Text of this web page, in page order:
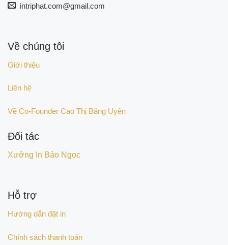
intriphat.com@gmail.com
Về chúng tôi
Giới thiệu
Liên hệ
Về Co-Founder Cao Thị Băng Uyên
Đối tác
Xưởng In Bảo Ngọc
Hỗ trợ
Hướng dẫn đặt in
Chính sách thanh toán